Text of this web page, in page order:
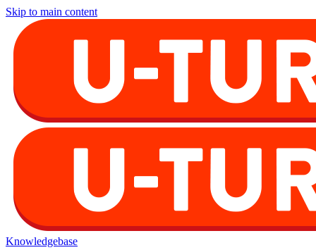
Skip to main content
Knowledgebase